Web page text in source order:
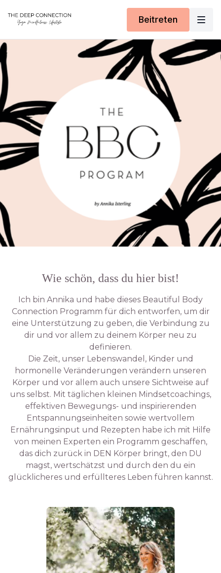
Beitreten
Wie schön, dass du hier bist!
Ich bin Annika und habe dieses Beautiful Body
Connection Programm für dich entworfen, um dir
eine Unterstützung zu geben, die Verbindung zu
dir und vor allem zu deinem Körper neu zu
definieren.
Die Zeit, unser Lebenswandel, Kinder und
hormonelle Veränderungen verändern unseren
Körper und vor allem auch unsere Sichtweise auf
uns selbst. Mit täglichen kleinen Mindsetcoachings,
effektiven Bewegungs- und inspirierenden
Entspannungseinheiten sowie wertvollem
Ernährungsinput und Rezepten habe ich mit Hilfe
von meinen Experten ein Programm geschaffen,
das dich zurück in DEN Körper bringt, den DU
magst, wertschätzst und durch den du ein
glücklicheres und erfüllteres Leben führen kannst.